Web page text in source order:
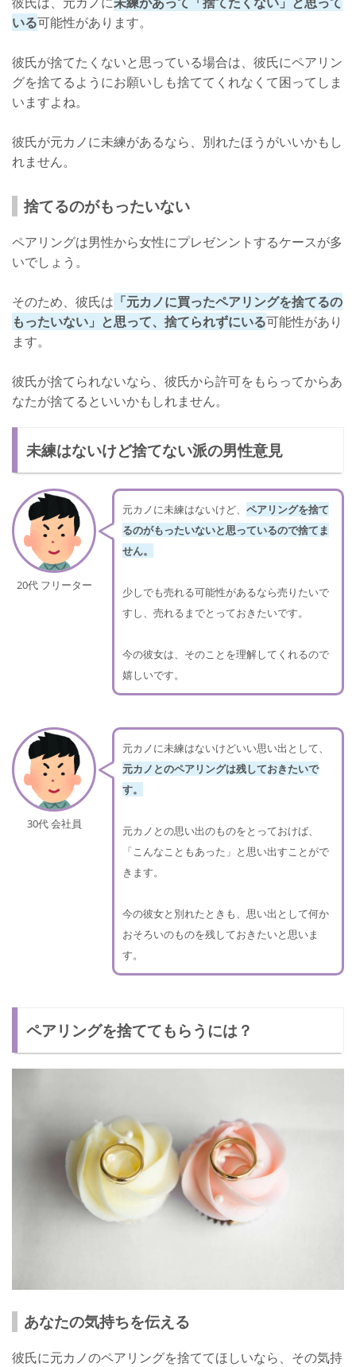
いる可能性があります。
彼氏が捨てたくないと思っている場合は、彼氏にペアリン
グを捨てるようにお願いしも捨ててくれなくて困ってしま
いますよね。
彼氏が元カノに未練があるなら、別れたほうがいいかもし
れません。
捨てるのがもったいない
ペアリングは男性から女性にプレゼンントするケースが多
いでしょう。
そのため、彼氏は 「元カノに買ったペアリングを捨てるの
もったいない」と思って、捨てられずにいる可能性があり
ます。
彼氏が捨てられないなら、彼氏から許可をもらってからあ
なたが捨てるといいかもしれません。
未練はないけど捨てない派の男性意見
20代 フリーター
元カノに未練はないけど、 ペアリングを捨て
るのがもったいないと思っているので捨てま
せん。
少しでも売れる可能性があるなら売りたいで
すし、売れるまでとっておきたいです。
今の彼女は、そのことを理解してくれるので
嬉しいです。
30代 会社員
元カノに未練はないけどいい思い出として、
元カノとのペアリングは残しておきたいで
す。
元カノとの思い出のものをとっておけば、
「こんなこともあった」と思い出すことがで
きます。
今の彼女と別れたときも、思い出として何か
おそろいのものを残しておきたいと思いま
す。
ペアリングを捨ててもらうには？
あなたの気持ちを伝える
彼氏に元カノのペアリングを捨ててほしいなら、その気持